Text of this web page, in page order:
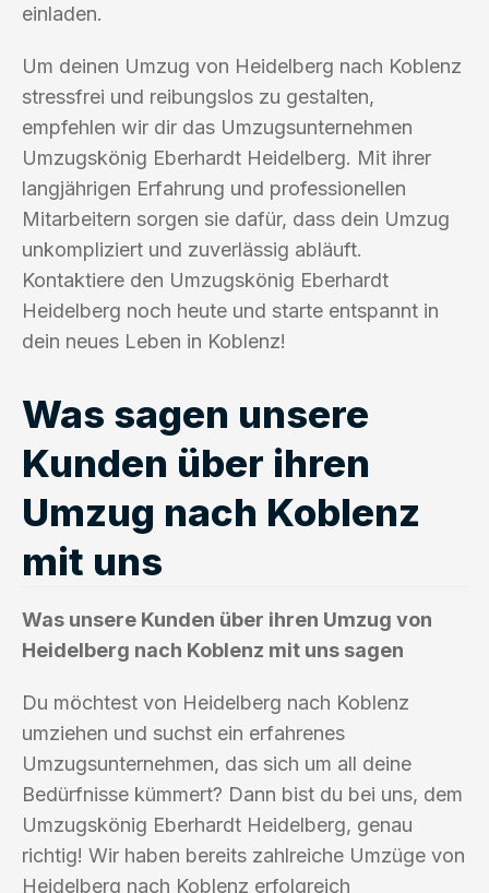
einladen.
Um deinen Umzug von Heidelberg nach Koblenz
stressfrei und reibungslos zu gestalten,
empfehlen wir dir das Umzugsunternehmen
Umzugskönig Eberhardt Heidelberg. Mit ihrer
langjährigen Erfahrung und professionellen
Mitarbeitern sorgen sie dafür, dass dein Umzug
unkompliziert und zuverlässig abläuft.
Kontaktiere den Umzugskönig Eberhardt
Heidelberg noch heute und starte entspannt in
dein neues Leben in Koblenz!
Was sagen unsere
Kunden über ihren
Umzug nach Koblenz
mit uns
Was unsere Kunden über ihren Umzug von
Heidelberg nach Koblenz mit uns sagen
Du möchtest von Heidelberg nach Koblenz
umziehen und suchst ein erfahrenes
Umzugsunternehmen, das sich um all deine
Bedürfnisse kümmert? Dann bist du bei uns, dem
Umzugskönig Eberhardt Heidelberg, genau
richtig! Wir haben bereits zahlreiche Umzüge von
Heidelberg nach Koblenz erfolgreich